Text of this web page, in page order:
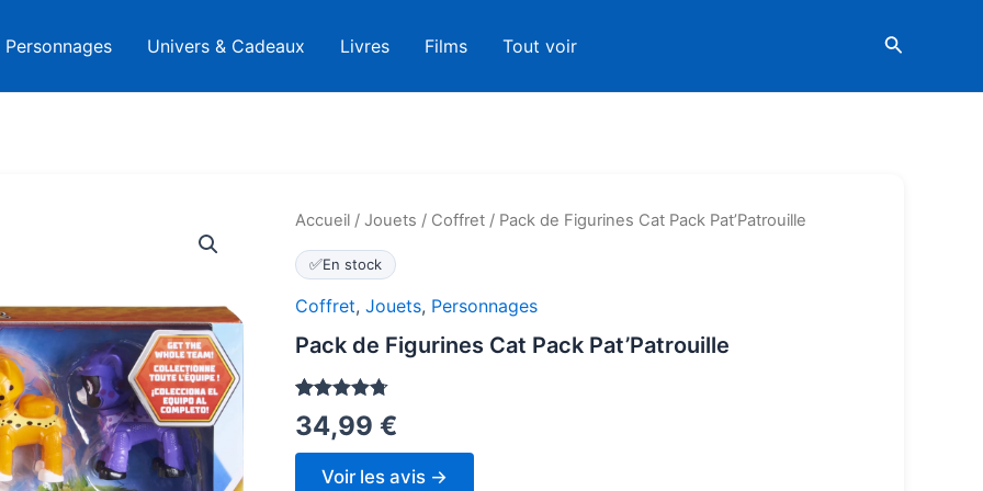
Personnages Univers & Cadeaux Livres Films Tout voir
Accueil /Jouets / Coffret / Pack de Figurines Cat Pack Pat’Patrouille
✅En stock
Coffret,Jouets, Personnages
Pack de Figurines Cat Pack Pat’Patrouille
Noté
4.7
sur 5
158
notations
client
34,99€
Voir les avis →